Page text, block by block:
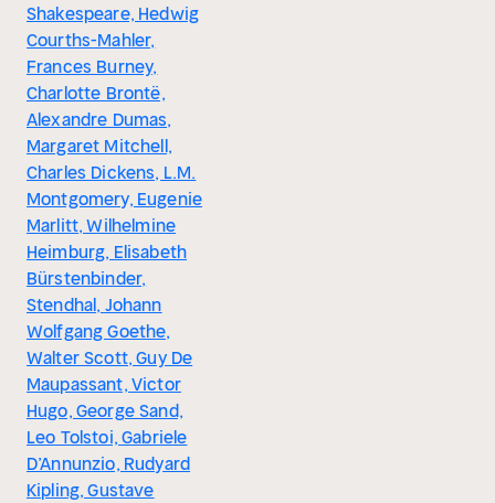
Shakespeare, Hedwig
Courths-Mahler,
Frances Burney,
Charlotte Brontë,
Alexandre Dumas,
Margaret Mitchell,
Charles Dickens, L.M.
Montgomery, Eugenie
Marlitt, Wilhelmine
Heimburg, Elisabeth
Bürstenbinder,
Stendhal, Johann
Wolfgang Goethe,
Walter Scott, Guy De
Maupassant, Victor
Hugo, George Sand,
Leo Tolstoi, Gabriele
D’Annunzio, Rudyard
Kipling, Gustave